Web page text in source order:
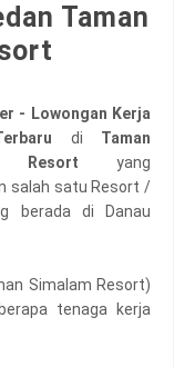
Taman
- Lowongan Kerja
di Taman
Resort yang
salah satu Resort /
berada di Danau
Simalam Resort)
tenaga kerja